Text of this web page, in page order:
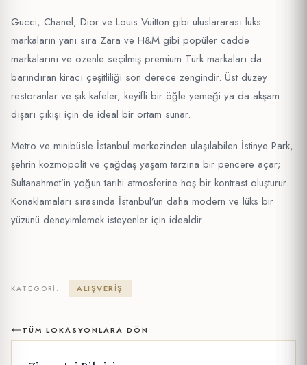
Gucci, Chanel, Dior ve Louis Vuitton gibi uluslararası lüks
markaların yanı sıra Zara ve H&M gibi popüler cadde
markalarını ve özenle seçilmiş premium Türk markaları da
barındıran kiracı çeşitliliği son derece zengindir. Üst düzey
restoranlar ve şık kafeler, keyifli bir öğle yemeği ya da akşam
dışarı çıkışı için de ideal bir ortam sunar.
Metro ve minibüsle İstanbul merkezinden ulaşılabilen İstinye Park,
şehrin kozmopolit ve çağdaş yaşam tarzına bir pencere açar;
Sultanahmet’in yoğun tarihi atmosferine hoş bir kontrast oluşturur.
Konaklamaları sırasında İstanbul’un daha modern ve lüks bir
yüzünü deneyimlemek isteyenler için idealdir.
KATEGORI: ALIŞVERIŞ
TÜM LOKASYONLARA DÖN